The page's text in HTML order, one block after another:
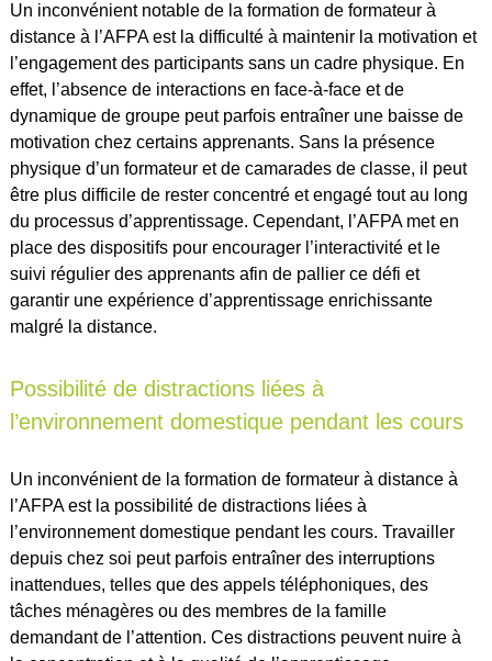
Un inconvénient notable de la formation de formateur à
distance à l’AFPA est la difficulté à maintenir la motivation et
l’engagement des participants sans un cadre physique. En
effet, l’absence de interactions en face-à-face et de
dynamique de groupe peut parfois entraîner une baisse de
motivation chez certains apprenants. Sans la présence
physique d’un formateur et de camarades de classe, il peut
être plus difficile de rester concentré et engagé tout au long
du processus d’apprentissage. Cependant, l’AFPA met en
place des dispositifs pour encourager l’interactivité et le
suivi régulier des apprenants afin de pallier ce défi et
garantir une expérience d’apprentissage enrichissante
malgré la distance.
Possibilité de distractions liées à
l’environnement domestique pendant les cours
Un inconvénient de la formation de formateur à distance à
l’AFPA est la possibilité de distractions liées à
l’environnement domestique pendant les cours. Travailler
depuis chez soi peut parfois entraîner des interruptions
inattendues, telles que des appels téléphoniques, des
tâches ménagères ou des membres de la famille
demandant de l’attention. Ces distractions peuvent nuire à